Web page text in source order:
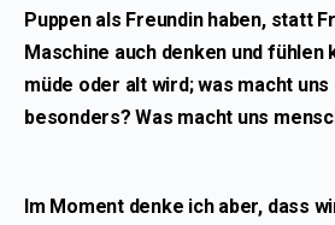
Puppen als Freundin haben, statt
Maschine auch denken und fühlen
müde oder alt wird; was macht
besonders? Was macht uns
Im Moment denke ich aber, dass